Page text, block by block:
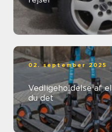
02. september 2025
Vedligeholdelse af
du det